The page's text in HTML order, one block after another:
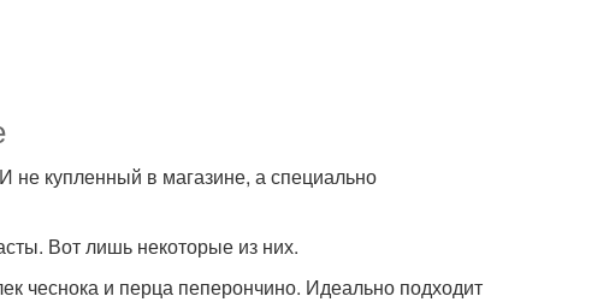
не купленный в магазине, а специально
Вот лишь некоторые из них.
чеснока и перца пеперончино. Идеально подходит